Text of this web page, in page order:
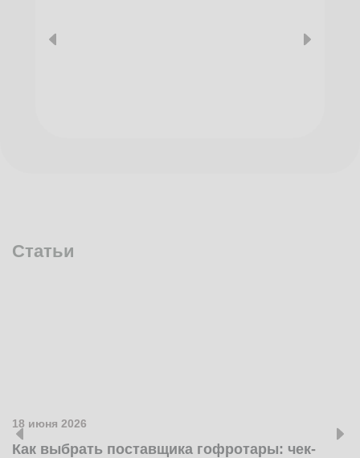
Статьи
18 июня 2026
Как выбрать поставщика гофротары: чек-